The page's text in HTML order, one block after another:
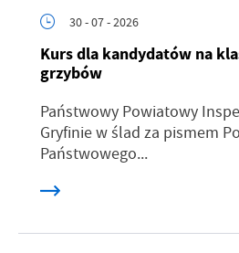
30 - 07 - 2026
Kurs dla kandydatów na
grzybów
Państwowy Powiatowy
Gryfinie w ślad za pismem
Państwowego...